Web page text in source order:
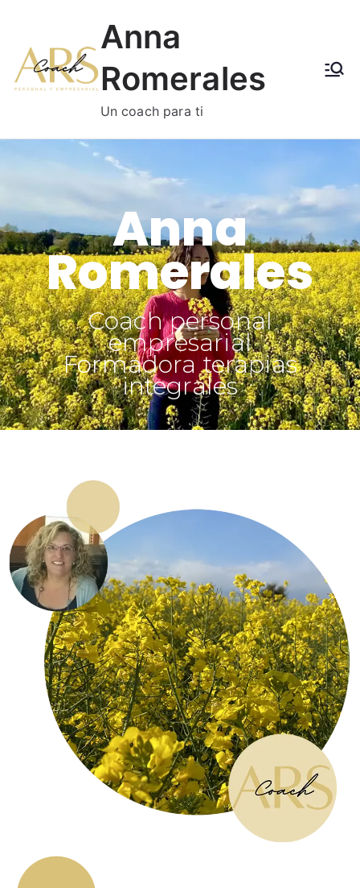
Anna
Romerales
Un coach para ti
Anna
Romerales
Coach personal
empresarial
Formadora terapias
integrales